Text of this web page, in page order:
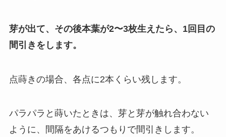
芽が出て、その後本葉が2〜3枚生えたら、1回目の
間引きをします。
点蒔きの場合、各点に2本くらい残します。
パラパラと蒔いたときは、芽と芽が触れ合わない
ように、間隔をあけるつもりで間引きします。